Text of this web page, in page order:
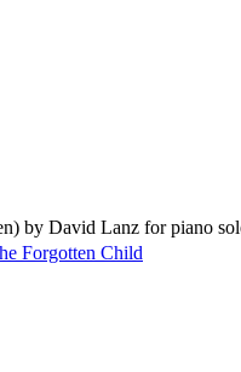
by David Lanz for piano
Forgotten Child